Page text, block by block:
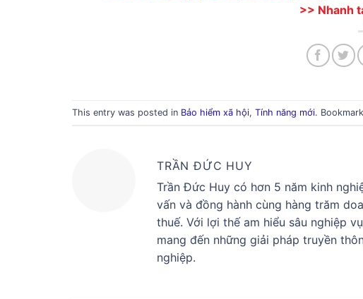
>> Nhanh
This entry was posted in Bảo hiểm xã hội, Tính năng mới.
TRẦN ĐỨC HUY
Trần Đức Huy có hơn 5 năm kinh
vấn và đồng hành cùng hàng trăm
thuế. Với lợi thế am hiểu sâu nghiệp
mang đến những giải pháp truyền
nghiệp.